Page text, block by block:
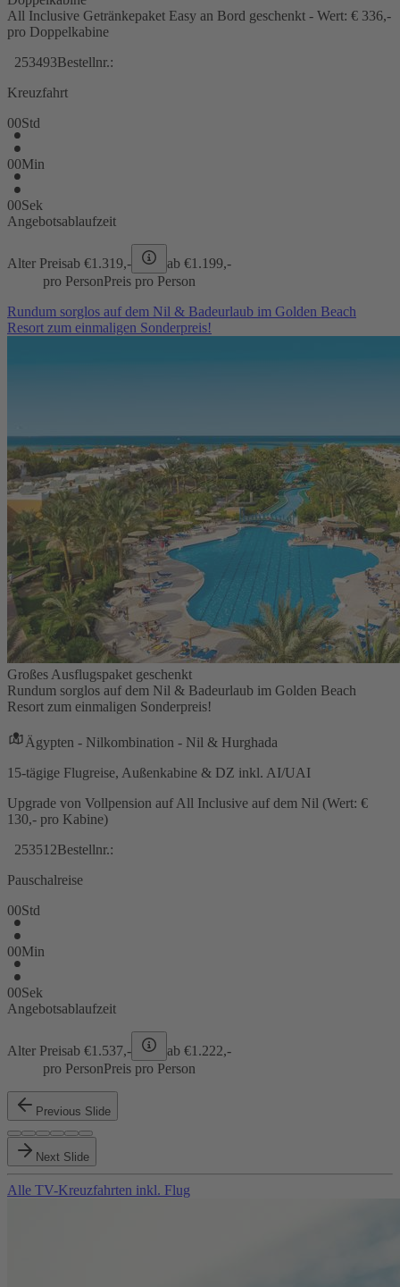
All Inclusive Getränkepaket Easy an Bord geschenkt - Wert: € 336,-
pro Doppelkabine
253493Bestellnr.:
Kreuzfahrt
00Std
00Min
00Sek
Angebotsablaufzeit
Alter Preisab €1.319,- ab €1.199,-
pro PersonPreis pro Person
Rundum sorglos auf dem Nil & Badeurlaub im Golden Beach
Resort zum einmaligen Sonderpreis!
Großes Ausflugspaket geschenkt
Rundum sorglos auf dem Nil & Badeurlaub im Golden Beach
Resort zum einmaligen Sonderpreis!
Ägypten - Nilkombination - Nil & Hurghada
15-tägige Flugreise, Außenkabine & DZ inkl. AI/UAI
Upgrade von Vollpension auf All Inclusive auf dem Nil (Wert: €
130,- pro Kabine)
253512Bestellnr.:
Pauschalreise
00Std
00Min
00Sek
Angebotsablaufzeit
Alter Preisab €1.537,- ab €1.222,-
pro PersonPreis pro Person
Previous Slide
Next Slide
Alle TV-Kreuzfahrten inkl. Flug